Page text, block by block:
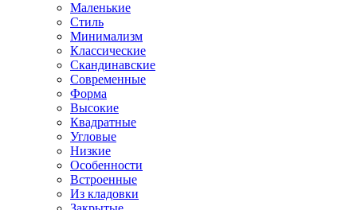
Маленькие
Стиль
Минимализм
Классические
Скандинавские
Современные
Форма
Высокие
Квадратные
Угловые
Низкие
Особенности
Встроенные
Из кладовки